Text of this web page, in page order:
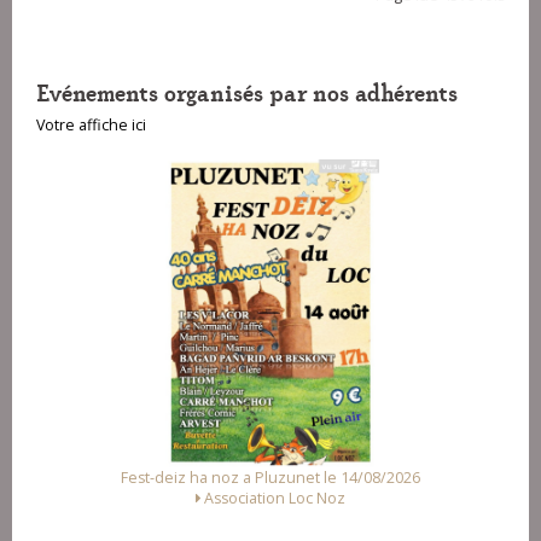
Evénements organisés par nos adhérents
Votre affiche ici
Fest-deiz ha noz a Pluzunet le 14/08/2026
Association Loc Noz